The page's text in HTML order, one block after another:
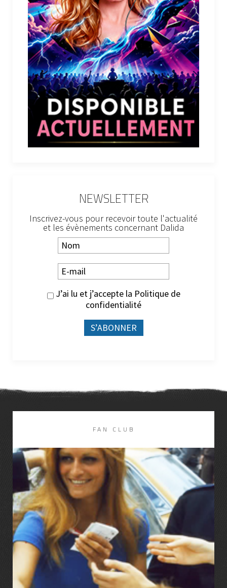
NEWSLETTER
Inscrivez-vous pour recevoir toute l'actualité
et les évènements concernant Dalida
J’ai lu et j’accepte la Politique de
confidentialité
FAN CLUB
LIRE LA SUITE